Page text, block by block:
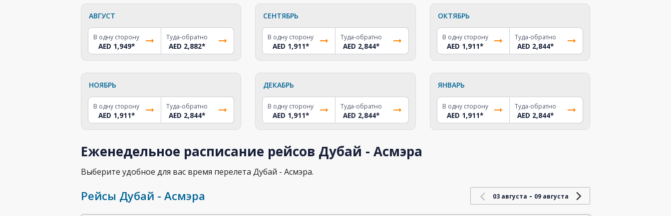
АВГУСТ
В одну сторону
AED 1,949*
Туда-обратно
AED 2,882*
СЕНТЯБРЬ
В одну сторону
AED 1,911*
Туда-обратно
AED 2,844*
ОКТЯБРЬ
В одну сторону
AED 1,911*
Туда-обратно
AED 2,844*
НОЯБРЬ
В одну сторону
AED 1,911*
Туда-обратно
AED 2,844*
ДЕКАБРЬ
В одну сторону
AED 1,911*
Туда-обратно
AED 2,844*
ЯНВАРЬ
В одну сторону
AED 1,911*
Туда-обратно
AED 2,844*
Еженедельное расписание рейсов Дубай - Асмэра
Выберите удобное для вас время перелета Дубай - Асмэра.
Рейсы Дубай - Асмэра 03 августа - 09 августа